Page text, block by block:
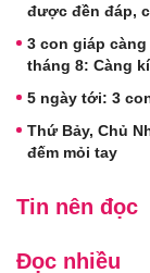
được đền đáp,
3 con giáp
tháng 8: Càng
5 ngày tới: 3
Thứ Bảy, Chủ
đếm mỏi tay
Tin nên đọc
Đọc nhiều